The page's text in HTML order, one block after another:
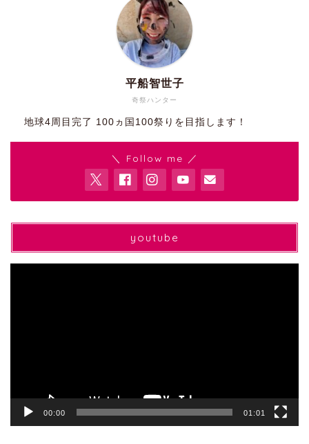
奇祭ハンター
平船智世子
地球4周目完了 100ヵ国100祭りを目指します！
＼ Follow me ／
youtube
00:00 01:01